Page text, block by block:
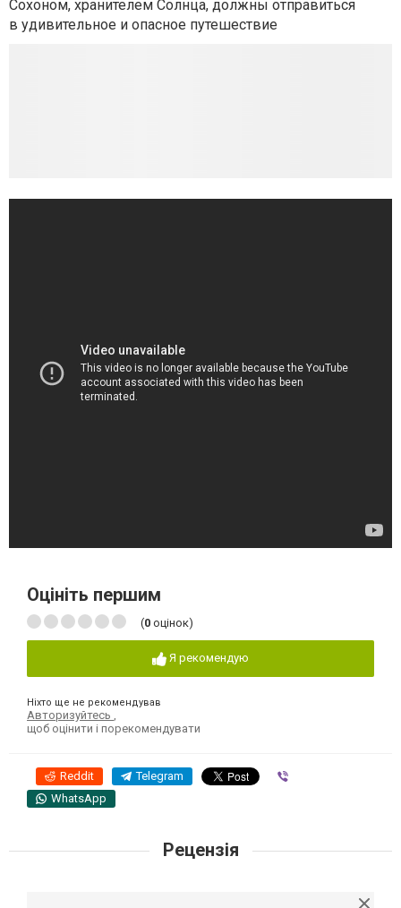
Сохоном, хранителем Солнца, должны отправиться
в удивительное и опасное путешествие
Оцініть першим
(0 оцінок)
Я рекомендую
Ніхто ще не рекомендував
Авторизуйтесь
щоб оцінити і порекомендувати
Reddit Telegram
WhatsApp
Рецензія